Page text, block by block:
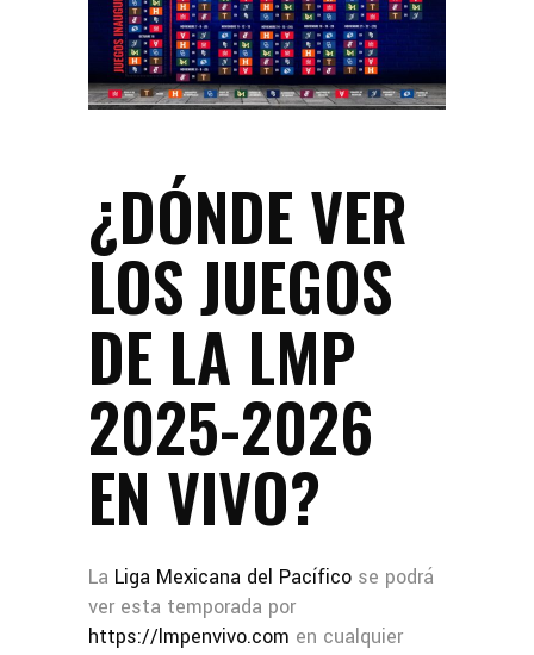
¿DÓNDE VER
LOS JUEGOS
DE LA LMP
2025-2026
EN VIVO?
La Liga Mexicana del Pacífico se podrá
ver esta temporada por
https://lmpenvivo.com en cualquier